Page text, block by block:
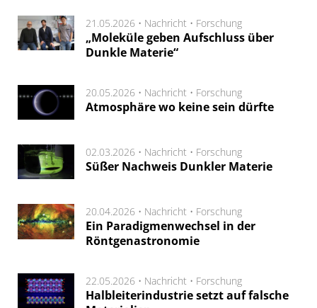
21.05.2026 • Nachricht • Forschung
„Moleküle geben Aufschluss über
Dunkle Materie“
20.05.2026 • Nachricht • Forschung
Atmosphäre wo keine sein dürfte
02.03.2026 • Nachricht • Forschung
Süßer Nachweis Dunkler Materie
20.04.2026 • Nachricht • Forschung
Ein Paradigmenwechsel in der
Röntgenastronomie
22.05.2026 • Nachricht • Forschung
Halbleiterindustrie setzt auf falsche